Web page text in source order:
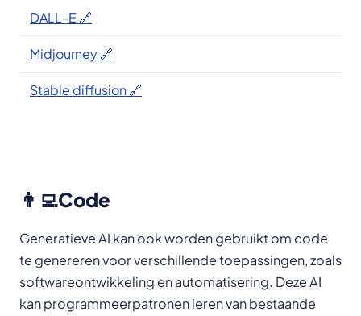
DALL-E 🔗
Midjourney 🔗
Stable diffusion 🔗
👨‍💻Code
Generatieve AI kan ook worden gebruikt om code
te genereren voor verschillende toepassingen, zoals
softwareontwikkeling en automatisering. Deze AI
kan programmeerpatronen leren van bestaande